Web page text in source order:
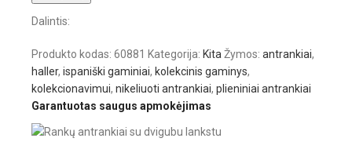
Dalintis:
Produkto kodas: 60881 Kategorija: Kita Žymos: antrankiai,
haller, ispaniški gaminiai, kolekcinis gaminys,
kolekcionavimui, nikeliuoti antrankiai, plieniniai antrankiai
Garantuotas saugus apmokėjimas